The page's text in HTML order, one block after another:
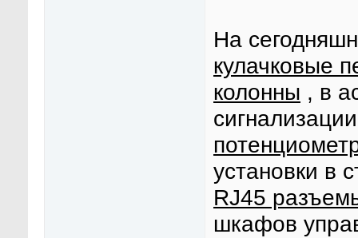
На
кулачковые
колонны , в
установки в
RJ45
шкафов